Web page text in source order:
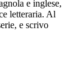
e inglese,
letteraria. Al
e scrivo